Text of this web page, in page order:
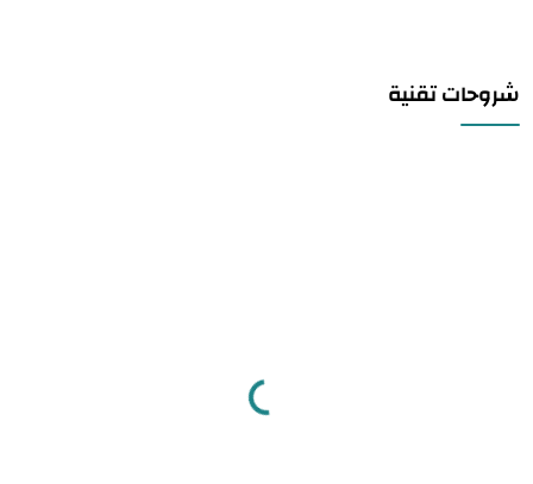
شروحات تقنية